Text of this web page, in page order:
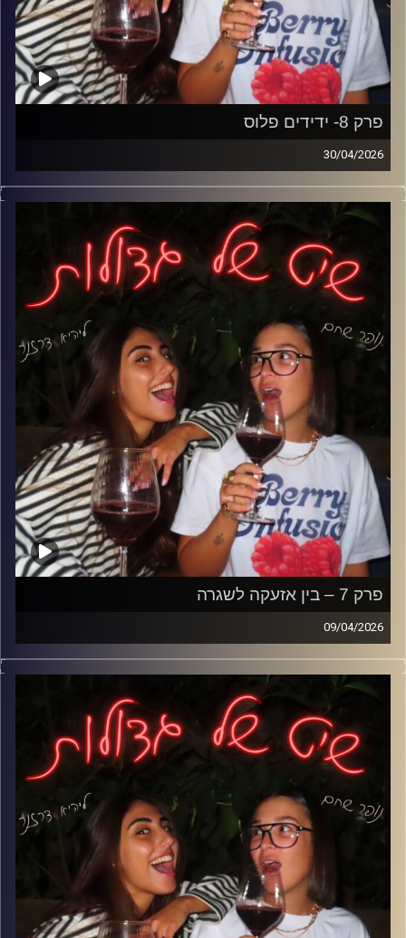
פרק 8- ידידים פלוס
30/04/2026
דייטים, ידידים ושידוכים- ומה קורה כשזה נהיה מסובך מדי.
מי משלם, מי מתערב ומה עושים כשחבר שלך מכיר לך מישהו
וזה מתפוצץ לך בפנים.
והשאלה הגדולה- יש דבר כזה ידידים? או שכולם קצת
משקרים לעצמם…?
קרדיט תמונות: נופר שחם
פרק 7 – בין אזעקה לשגרה
09/04/2026
אחרי הפסקה ארוכה שיט של גדולות חוזר, אבל למציאות שאף
אחד לא תכנן.
פרק על החיים במדינה שבה שום דבר לא יציב- לא התוכניות,
לא הזוגיות ולא השפיות. בין אזעקות, כניסות למקלט ורגעים
הזויים בין לבין, אנחנו עדיין מנסות להבין איך זה הפך לנורמלי,
ואיך למרות הכל אנחנו עדיין מצליחים לצחוק.
קרדיט תמונות: נופר שחם